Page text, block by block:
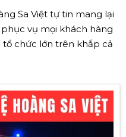
Sa Việt tự tin mang lại
phục vụ mọi khách hàng
chức lớn trên khắp cả